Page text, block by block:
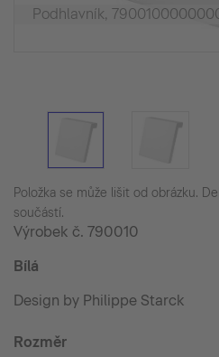
Podhlavník,
Položka se může lišit od obrázku.
součástí.
Výrobek č. 790010
Bílá
Design by Philippe Starck
Rozměr